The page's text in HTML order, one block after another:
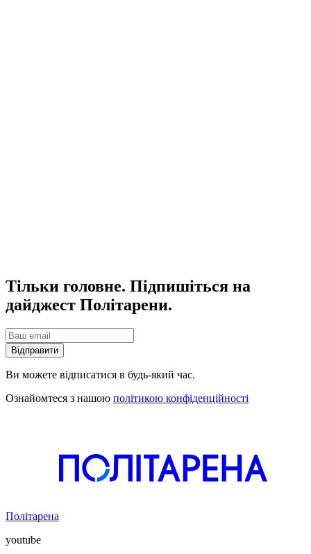
Тільки головне. Підпишіться на
дайджест Політарени.
Відправити
Ви можете відписатися в будь-який час.
Ознайомтеся з нашою політикою конфіденційності
Політарена
youtube